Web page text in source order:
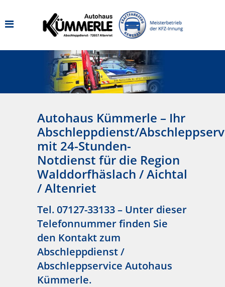
Autohaus Kümmerle – Ihr
Abschleppdienst/
mit 24-Stunden-
Notdienst für die Region
Walddorfhäslach / Aichtal
/ Altenriet
Tel. 07127-33133– Unter dieser
Telefonnummer finden Sie
den Kontakt zum
Abschleppdienst /
Abschleppservice Autohaus
Kümmerle.